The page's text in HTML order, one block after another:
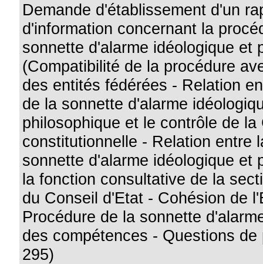
Demande d'établissement d'un
d'information concernant la
sonnette d'alarme idéologique et
(Compatibilité de la procédure
des entités fédérées - Relation
de la sonnette d'alarme
philosophique et le contrôle de la
constitutionnelle - Relation entre
sonnette d'alarme idéologique et
la fonction consultative de la
du Conseil d'Etat - Cohésion de
Procédure de la sonnette
des compétences - Questions de
295)